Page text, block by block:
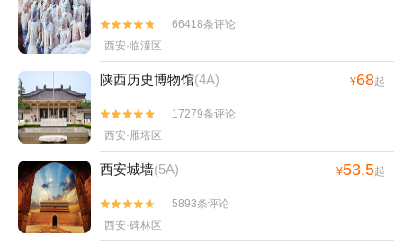


66418条评论
西安·临潼区
陕西历史博物馆(4A) ¥68起


17279条评论
西安·雁塔区
西安城墙(5A) ¥53.5起


5893条评论
西安·碑林区